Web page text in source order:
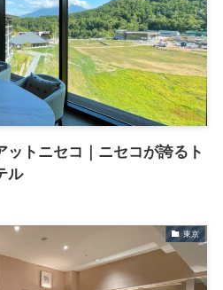
ットニセコ｜ニセコが誇るト
ル
東京